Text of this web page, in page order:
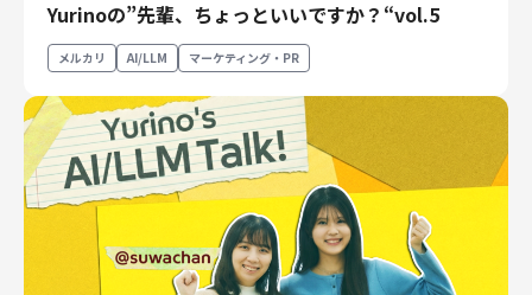
Yurinoの”先輩、ちょっといいですか？“vol.5
メルカリ AI/LLM マーケティング・PR